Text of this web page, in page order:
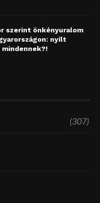
szerint önkényuralom
nyílt
mindennek?!
(307)